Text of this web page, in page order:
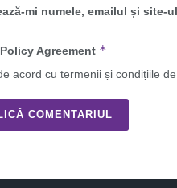
mi numele, emailul și site-
Agreement *
acord cu termenii și condițiile